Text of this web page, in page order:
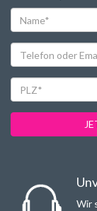
Wir